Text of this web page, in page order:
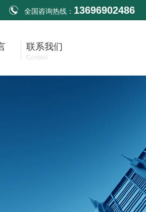
全国咨询热线： 13696902486
联系我们
Contact